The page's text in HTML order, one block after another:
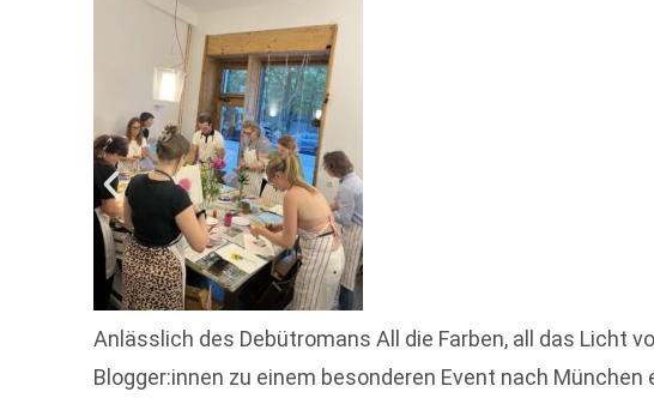
Anlässlich des Debütromans All die Farben, all das Licht
Blogger:innen zu einem besonderen Event nach